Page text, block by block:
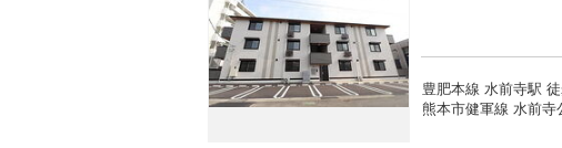
豊肥本線 水前寺駅
熊本市健軍線 水前寺